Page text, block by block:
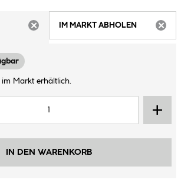
IM MARKT ABHOLEN
Markt erhältlich.
IN DEN WARENKORB